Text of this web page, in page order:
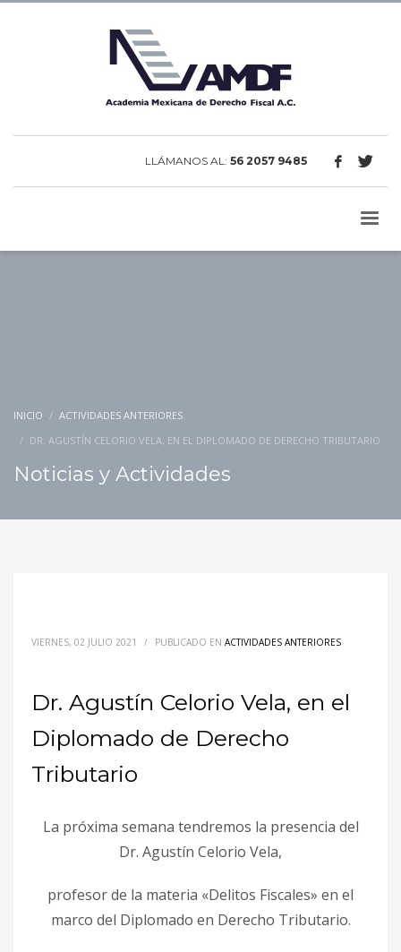
LLÁMANOS AL: 56 2057 9485
INICIO
ACTIVIDADES ANTERIORES
DR. AGUSTÍN CELORIO VELA, EN EL DIPLOMADO DE DERECHO TRIBUTARIO
Noticias y Actividades
VIERNES, 02 JULIO 2021 / PUBLICADO EN ACTIVIDADES ANTERIORES
Dr. Agustín Celorio Vela, en el
Diplomado de Derecho
Tributario
La próxima semana tendremos la presencia del
Dr. Agustín Celorio Vela,
profesor de la materia «Delitos Fiscales» en el
marco del Diplomado en Derecho Tributario.